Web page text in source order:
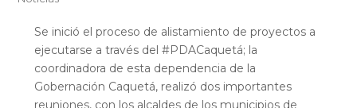
Se inició el proceso de alistamiento de proyectos a
ejecutarse a través del #PDACaquetá; la
coordinadora de esta dependencia de la
Gobernación Caquetá, realizó dos importantes
reuniones, con los alcaldes de los municipios de